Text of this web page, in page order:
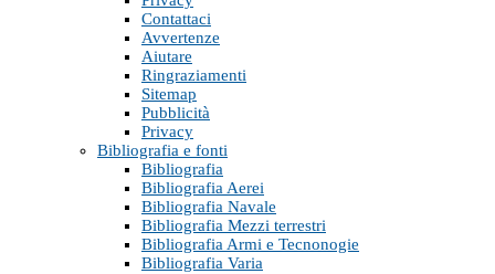
Contattaci
Avvertenze
Aiutare
Ringraziamenti
Sitemap
Pubblicità
Privacy
Bibliografia e fonti
Bibliografia
Bibliografia Aerei
Bibliografia Navale
Bibliografia Mezzi terrestri
Bibliografia Armi e Tecnonogie
Bibliografia Varia